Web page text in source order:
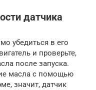
датчика
убедиться в его
и проверьте,
после запуска.
масла с помощью
значит, датчик